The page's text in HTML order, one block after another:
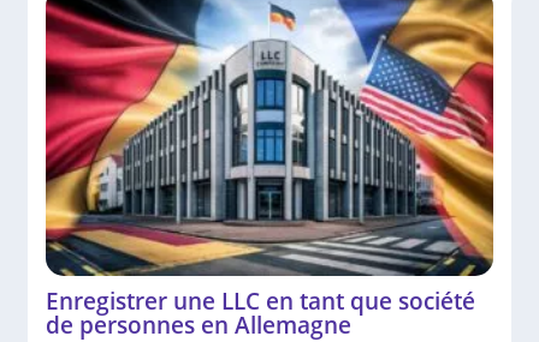
Enregistrer une LLC en tant que société
de personnes en Allemagne